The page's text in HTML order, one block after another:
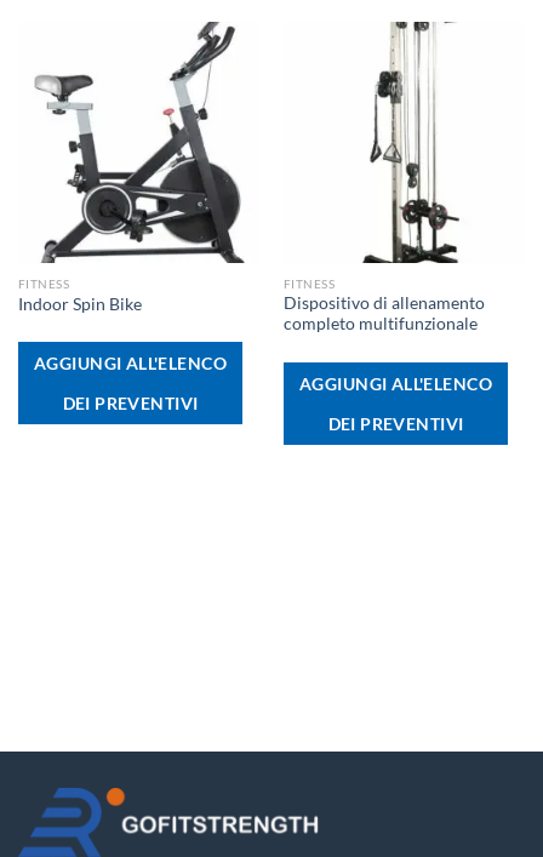
FITNESS
Indoor Spin Bike
AGGIUNGI ALL'ELENCO
DEI PREVENTIVI
FITNESS
Dispositivo di allenamento
completo multifunzionale
AGGIUNGI ALL'ELENCO
DEI PREVENTIVI